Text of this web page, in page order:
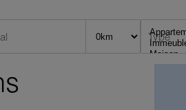
Type